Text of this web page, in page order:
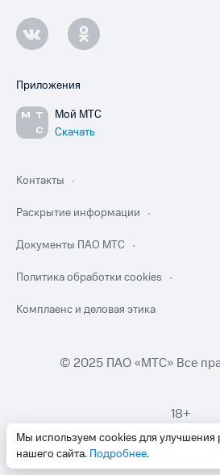
Мы используем cookies для улучшения
нашего сайта. Подробнее.
Приложения
Мой МТС
Скачать
Контакты
Раскрытие информации
Документы ПАО МТС
Политика обработки cookies
Комплаенс и деловая этика
© 2025 ПАО «МТС» Все
18+